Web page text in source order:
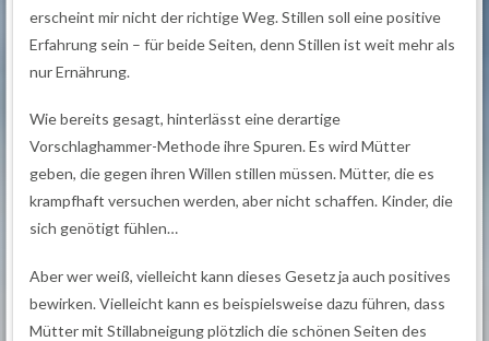
erscheint mir nicht der richtige Weg. Stillen soll eine positive
Erfahrung sein – für beide Seiten, denn Stillen ist weit mehr als
nur Ernährung.
Wie bereits gesagt, hinterlässt eine derartige
Vorschlaghammer-Methode ihre Spuren. Es wird Mütter
geben, die gegen ihren Willen stillen müssen. Mütter, die es
krampfhaft versuchen werden, aber nicht schaffen. Kinder, die
sich genötigt fühlen…
Aber wer weiß, vielleicht kann dieses Gesetz ja auch positives
bewirken. Vielleicht kann es beispielsweise dazu führen, dass
Mütter mit Stillabneigung plötzlich die schönen Seiten des